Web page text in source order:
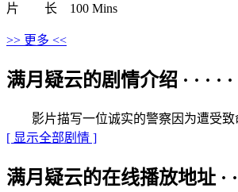
片 长 100 Mins
>> 更多 <<
满月疑云的剧情介绍 · · · · ·
影片描写一位诚实的警察因为遭受致
[ 显示全部剧情 ]
满月疑云的在线播放地址 · ·